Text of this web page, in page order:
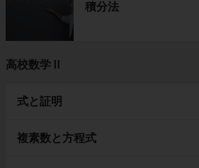
積分法
高校数学Ⅱ
式と証明
複素数と方程式